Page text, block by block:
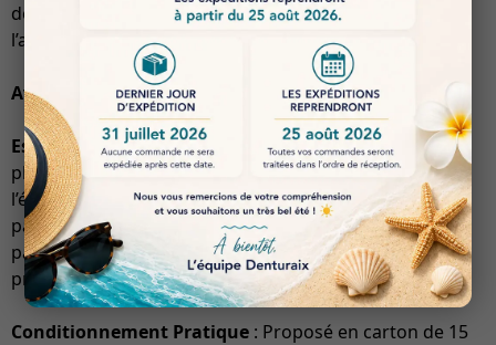
détails garantit des ajustements parfaits lors de
l’application clinique.
Avantages
Esthétique Supérieure: La teinte super blanche du
plâtre améliore la visibilité des détails, facilitant ainsi
l’évaluation et le contrôle qualité des modèles. Cela est
particulièrement bénéfique lors de la présentation aux
patients ou lors de la collaboration avec d’autres
professionnels de la santé dentaire.
Conditionnement Pratique : Proposé en carton de 15